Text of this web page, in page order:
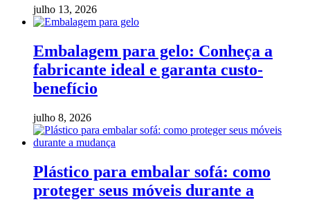
julho 13, 2026
Embalagem para gelo: Conheça a
fabricante ideal e garanta custo-
benefício
julho 8, 2026
Plástico para embalar sofá: como
proteger seus móveis durante a